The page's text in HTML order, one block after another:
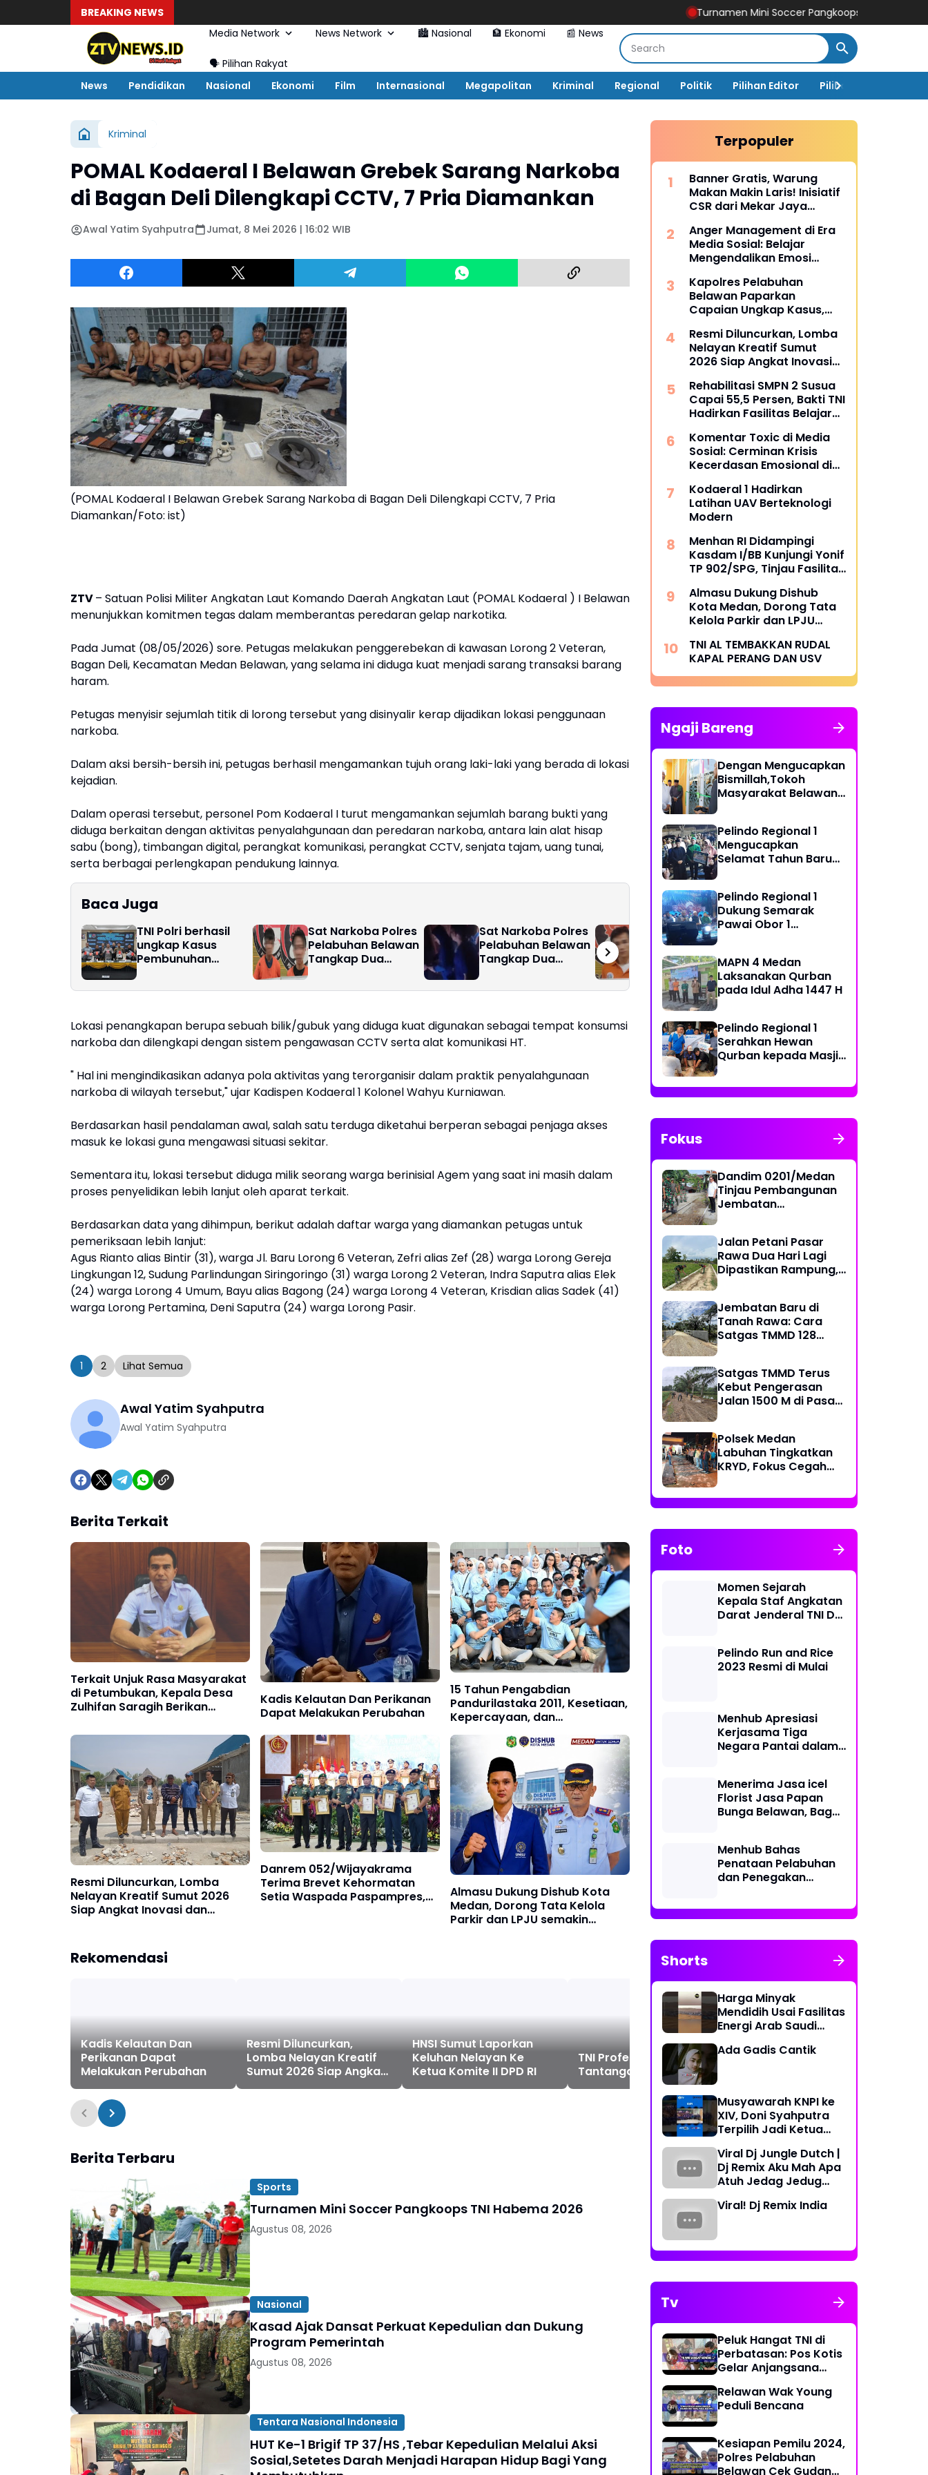
BREAKING NEWS Turnamen Mini Soccer Pangkoops TNI Habema 2026
Media Network
News Network 🏙️ Nasional 🏦 Ekonomi 📰 News
🗣️ Pilihan Rakyat
News
Pendidikan Nasional Ekonomi Film Internasional Megapolitan Kriminal Regional Politik Pilihan Editor Pilihan Rakyat
Kriminal
POMAL Kodaeral I Belawan Grebek Sarang Narkoba
di Bagan Deli Dilengkapi CCTV, 7 Pria Diamankan
Awal Yatim Syahputra Jumat, 8 Mei 2026 | 16:02 WIB
(POMAL Kodaeral I Belawan Grebek Sarang Narkoba di Bagan Deli Dilengkapi CCTV, 7 Pria
Diamankan/Foto: ist)
ZTV– Satuan Polisi Militer Angkatan Laut Komando Daerah Angkatan Laut (POMAL Kodaeral ) I Belawan
menunjukkan komitmen tegas dalam memberantas peredaran gelap narkotika.
Pada Jumat (08/05/2026) sore. Petugas melakukan penggerebekan di kawasan Lorong 2 Veteran,
Bagan Deli, Kecamatan Medan Belawan, yang selama ini diduga kuat menjadi sarang transaksi barang
haram.
Petugas menyisir sejumlah titik di lorong tersebut yang disinyalir kerap dijadikan lokasi penggunaan
narkoba.
Dalam aksi bersih-bersih ini, petugas berhasil mengamankan tujuh orang laki-laki yang berada di lokasi
kejadian.
Dalam operasi tersebut, personel Pom Kodaeral I turut mengamankan sejumlah barang bukti yang
diduga berkaitan dengan aktivitas penyalahgunaan dan peredaran narkoba, antara lain alat hisap
sabu (bong), timbangan digital, perangkat komunikasi, perangkat CCTV, senjata tajam, uang tunai,
serta berbagai perlengkapan pendukung lainnya.
Baca Juga
TNI Polri berhasil
ungkap Kasus
Pembunuhan
Sat Narkoba Polres
Pelabuhan Belawan
Tangkap Dua
Pengedar Sabu di
Sat Narkoba Polres
Pelabuhan Belawan
Tangkap Dua
Medan Marelan
Sat Narkoba Polres
Pelabuhan Belawan
Tangkap Pengedar
Sabu di Mabar
Pengedar Sabu di
Marelan
‎Lokasi penangkapan berupa sebuah bilik/gubuk yang diduga kuat digunakan sebagai tempat konsumsi
narkoba dan dilengkapi dengan sistem pengawasan CCTV serta alat komunikasi HT.
" Hal ini mengindikasikan adanya pola aktivitas yang terorganisir dalam praktik penyalahgunaan
narkoba di wilayah tersebut," ujar Kadispen Kodaeral 1 Kolonel Wahyu Kurniawan.
‎Berdasarkan hasil pendalaman awal, salah satu terduga diketahui berperan sebagai penjaga akses
masuk ke lokasi guna mengawasi situasi sekitar.
Sementara itu, lokasi tersebut diduga milik seorang warga berinisial Agem yang saat ini masih dalam
proses penyelidikan lebih lanjut oleh aparat terkait.
Berdasarkan data yang dihimpun, berikut adalah daftar warga yang diamankan petugas untuk
pemeriksaan lebih lanjut:
Agus Rianto alias Bintir (31), warga Jl. Baru Lorong 6 Veteran, Zefri alias Zef (28) warga Lorong Gereja
Lingkungan 12, Sudung Parlindungan Siringoringo (31) warga Lorong 2 Veteran, Indra Saputra alias Elek
(24) warga Lorong 4 Umum, Bayu alias Bagong (24) warga Lorong 4 Veteran, Krisdian alias Sadek (41)
warga Lorong Pertamina, Deni Saputra (24) warga Lorong Pasir.
1 2 Lihat Semua
Awal Yatim Syahputra
Awal Yatim Syahputra
Berita Terkait
Terkait Unjuk Rasa Masyarakat
di Petumbukan, Kepala Desa
Zulhifan Saragih Berikan
Kadis Kelautan Dan Perikanan
Dapat Melakukan Perubahan
15 Tahun Pengabdian
Pandurilastaka 2011, Kesetiaan,
Kepercayaan, dan
Kebersamaan Tetap Terjaga
Resmi Diluncurkan, Lomba
Nelayan Kreatif Sumut 2026
Siap Angkat Inovasi dan
Danrem 052/Wijayakrama
Terima Brevet Kehormatan
Setia Waspada Paspampres,
Almasu Dukung Dishub Kota
Medan, Dorong Tata Kelola
Parkir dan LPJU semakin
Rekomendasi
Kadis Kelautan Dan
Perikanan Dapat
Melakukan Perubahan
Resmi Diluncurkan,
Lomba Nelayan Kreatif
Sumut 2026 Siap Angkat
Inovasi dan Potensi
HNSI Sumut Laporkan
Keluhan Nelayan Ke
Ketua Komite II DPD RI
TNI Profesional di Era
Tantangan Milenial
Pelindo Regional 1
Cabang Belawan Turut
Belawan
Berita Terbaru
Sports
Turnamen Mini Soccer Pangkoops TNI Habema 2026
Agustus 08, 2026
Nasional
Kasad Ajak Dansat Perkuat Kepedulian dan Dukung
Program Pemerintah
Agustus 08, 2026
Tentara Nasional Indonesia
HUT Ke-1 Brigif TP 37/HS ,Tebar Kepedulian Melalui Aksi
Sosial,Setetes Darah Menjadi Harapan Hidup Bagi Yang
Terpopuler
Banner Gratis, Warung
Makan Makin Laris! Inisiatif
CSR dari Mekar Jaya
Universitas Siber Asia
Anger Management di Era
Media Sosial: Belajar
Mengendalikan Emosi
Kapolres Pelabuhan
Belawan Paparkan
Capaian Ungkap Kasus,
Premanisme dan Narkoba
Resmi Diluncurkan, Lomba
Nelayan Kreatif Sumut
2026 Siap Angkat Inovasi
Rehabilitasi SMPN 2 Susua
Capai 55,5 Persen, Bakti TNI
Hadirkan Fasilitas Belajar
Komentar Toxic di Media
Sosial: Cerminan Krisis
Kecerdasan Emosional di
Kodaeral 1 Hadirkan
Latihan UAV Berteknologi
Modern
Menhan RI Didampingi
Kasdam I/BB Kunjungi Yonif
TP 902/SPG, Tinjau Fasilitas
Almasu Dukung Dishub
Kota Medan, Dorong Tata
Kelola Parkir dan LPJU
TNI AL TEMBAKKAN RUDAL
KAPAL PERANG DAN USV
Ngaji Bareng
Dengan Mengucapkan
Bismillah,Tokoh
Masyarakat Belawan,
Pelindo Regional 1
Mengucapkan
Selamat Tahun Baru
Pelindo Regional 1
Dukung Semarak
Pawai Obor 1
MAPN 4 Medan
Laksanakan Qurban
pada Idul Adha 1447 H
Pelindo Regional 1
Serahkan Hewan
Qurban kepada Masjid
Fokus
Dandim 0201/Medan
Tinjau Pembangunan
Jembatan
Jalan Petani Pasar
Rawa Dua Hari Lagi
Dipastikan Rampung,
Jembatan Baru di
Tanah Rawa: Cara
Satgas TMMD 128
Satgas TMMD Terus
Kebut Pengerasan
Jalan 1500 M di Pasar
Warga
Polsek Medan
Labuhan Tingkatkan
KRYD, Fokus Cegah
dan Balap Liar
Foto
Momen Sejarah
Kepala Staf Angkatan
Darat Jenderal TNI Dr
Pelindo Run and Rice
2023 Resmi di Mulai
Menhub Apresiasi
Kerjasama Tiga
Negara Pantai dalam
Laut
Menerima Jasa icel
Florist Jasa Papan
Bunga Belawan, Bagus
Menhub Bahas
Penataan Pelabuhan
dan Penegakan
Sistem Identifikasi
Kapal Otomatis
Shorts
Harga Minyak
Mendidih Usai Fasilitas
Energi Arab Saudi
Ada Gadis Cantik
Musyawarah KNPI ke
XIV, Doni Syahputra
Terpilih Jadi Ketua
Periode 2023-2026
Viral Dj Jungle Dutch |
Dj Remix Aku Mah Apa
Atuh Jedag Jedug
Viral! Dj Remix India
Tv
Peluk Hangat TNI di
Perbatasan: Pos Kotis
Gelar Anjangsana
Relawan Wak Young
Peduli Bencana
Kesiapan Pemilu 2024,
Polres Pelabuhan
Belawan Cek Gudang